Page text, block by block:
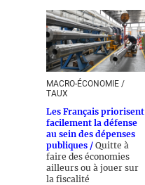
MACRO-ÉCONOMIE /
TAUX
Les Français priorisent
facilement la défense
au sein des dépenses
publiques / Quitte à
faire des économies
ailleurs ou à jouer sur
la fiscalité